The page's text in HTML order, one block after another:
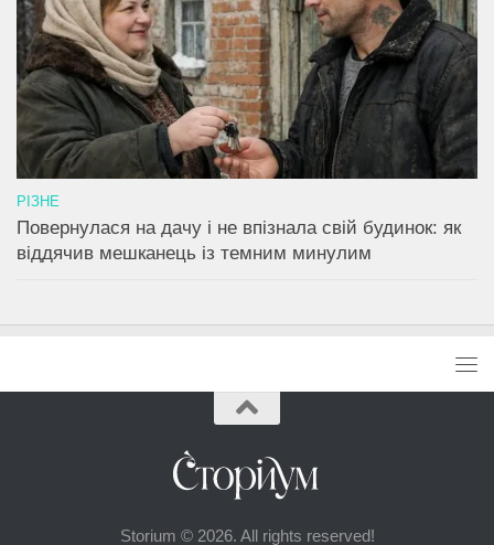
РІЗНЕ
Повернулася на дачу і не впізнала свій будинок: як
віддячив мешканець із темним минулим
Storium © 2026. All rights reserved!